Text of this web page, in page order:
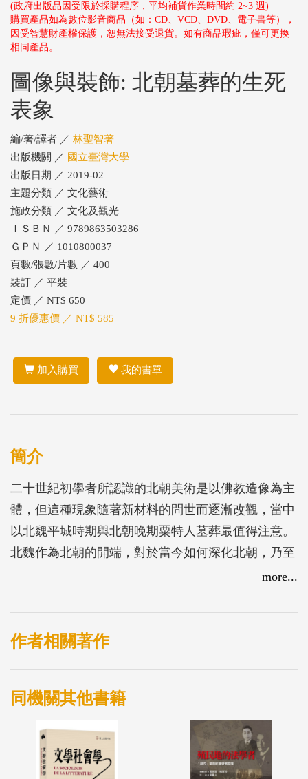
(政府出版品因受限於採購程序，平均補貨作業時間約 2~3 週)
購買產品如為數位影音商品（如：CD、VCD、DVD、電子書等），
因受智慧財產權保護，恕無法接受退貨。如有商品瑕疵，僅可更換
相同產品。
圖像與裝飾: 北朝墓葬的生死
表象
編/著/譯者 ／ 林聖智著
出版機關 ／ 國立臺灣大學
出版日期 ／ 2019-02
主題分類 ／ 文化藝術
施政分類 ／ 文化及觀光
ＩＳＢＮ ／ 9789863503286
ＧＰＮ ／ 1010800037
頁數/張數/片數 ／ 400
裝訂 ／ 平裝
定價 ／ NT$ 650
9 折優惠價 ／ NT$ 585
加入購買 我的書單
簡介
二十世紀初學者所認識的北朝美術是以佛教造像為主
體，但這種現象隨著新材料的問世而逐漸改觀，當中
以北魏平城時期與北朝晚期粟特人墓葬最值得注意。
北魏作為北朝的開端，對於當今如何深化北朝，乃至
於中古時期墓葬圖像的研究尤其具有關鍵性。本書即
像、留意佛教美術的影響，同時將裝飾視為輔助圖像
研究的另一個重要概念。
象，分別是「圖像製作」、「空間結構」、「喪葬禮
儀」、「政治社會脈絡」，試圖在現有材料基礎上提
出階段性的看法。架構則包含上編「墓葬」與下編
「葬具」兩部分。上編三章，由圖像、裝飾、佛教因
more...
作者相關著作
同機關其他書籍